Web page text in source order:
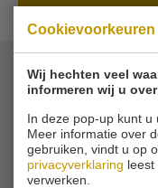
Cookievoorkeuren
Wij hechten veel
informeren wij u
In deze pop-up kunt u
Meer informatie over
gebruiken, vindt u op
privacyverklaring leest
verwerken.
© 2026
Zuidbuurt